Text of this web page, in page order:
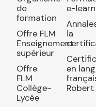
de
formation
Offre FLM
Enseignement
supérieur
Offre
FLM
Collège-
Lycée
e-
la
en
Robert